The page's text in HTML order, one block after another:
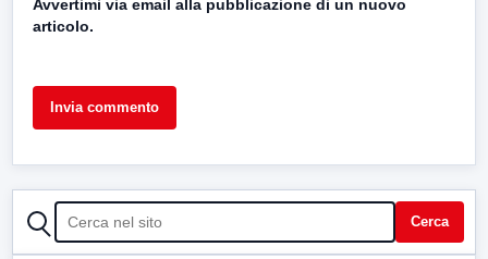
Avvertimi via email alla pubblicazione di un nuovo
articolo.
CERCA Cerca